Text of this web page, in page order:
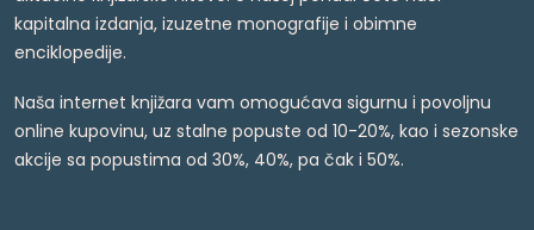
kapitalna izdanja, izuzetne monografije i obimne
enciklopedije.
Naša internet knjižara vam omogućava sigurnu i povoljnu
online kupovinu, uz stalne popuste od 10-20%, kao i sezonske
akcije sa popustima od 30%, 40%, pa čak i 50%.